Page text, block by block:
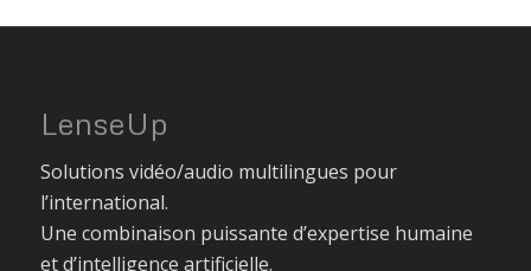
LenseUp
Solutions vidéo/audio multilingues pour
l’international.
Une combinaison puissante d’expertise humaine
et d’intelligence artificielle.